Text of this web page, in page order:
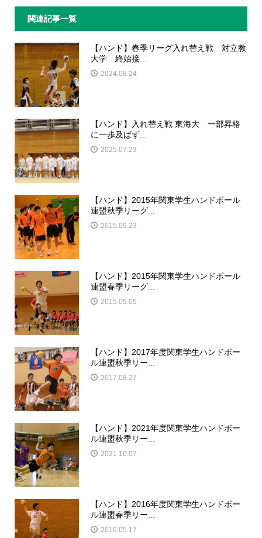
関連記事一覧
【ハンド】春季リーグ入れ替え戦 対立教
大学 終始接...
2024.08.24
【ハンド】入れ替え戦 東海大 一部昇格
に一歩及ばず...
2025.07.23
【ハンド】2015年関東学生ハンドボール
連盟秋季リーグ...
2015.09.23
【ハンド】2015年関東学生ハンドボール
連盟春季リーグ...
2015.05.05
【ハンド】2017年度関東学生ハンドボー
ル連盟秋季リー...
2017.08.27
【ハンド】2021年度関東学生ハンドボー
ル連盟秋季リー...
2021.10.07
【ハンド】2016年度関東学生ハンドボー
ル連盟春季リー...
2016.05.17